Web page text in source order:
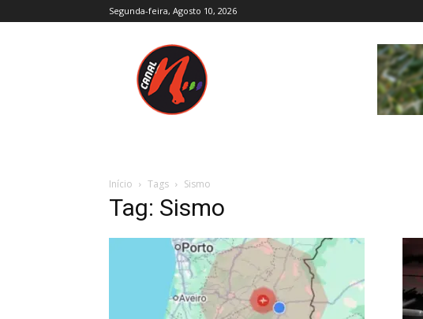
Segunda-feira, Agosto 10, 2026
Início Tags Sismo
Tag: Sismo